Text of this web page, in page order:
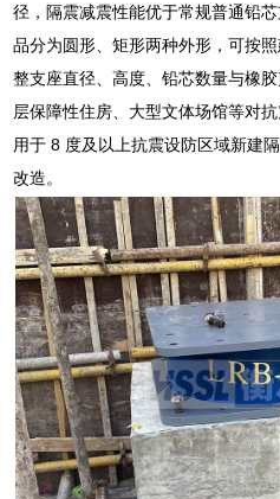
径，隔震减震性能优于常规普通铅
品分为圆形、矩形两种外形，可按
整支座直径、高度、铅芯数量与橡
层保障性住房、大型文体场馆等对
用于 8 度及以上抗震设防区域新建
改造。